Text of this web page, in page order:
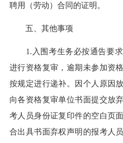
聘用（劳动）合同的证明。
五、其他事项
1.入围考生务必按通告要求
进行资格复审，逾期未参加资
按规定进行递补。因个人原因
向各资格复审单位书面提交放
考人员身份证复印件的空白页
合出具书面弃权声明的报考人